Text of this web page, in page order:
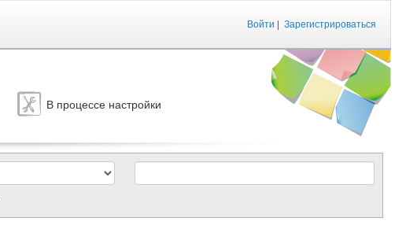
Войти | Зарегистрироваться
В процессе настройки